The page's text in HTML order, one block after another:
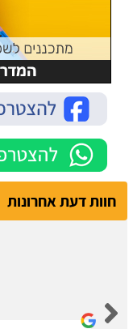
חוות דעת אחרונות